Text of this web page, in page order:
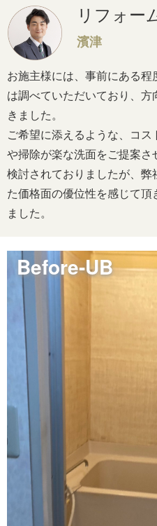
リフォー
濱津
お施主様には、事前にある
は調べていただいており、
きました。
ご希望に添えるような、コ
や掃除が楽な洗面をご提案
検討されておりましたが、弊
た価格面の優位性を感じて頂
ました。
Before-UB